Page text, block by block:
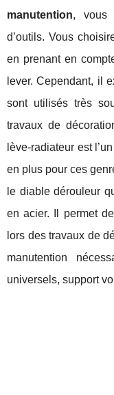
manutention, vous
d’outils. Vous
en prenant en
lever. Cependant, il
sont utilisés très
travaux de
lève-radiateur est
en plus pour ces
le diable dérouleur
en acier. Il permet
lors des travaux de
manutention
universels, support